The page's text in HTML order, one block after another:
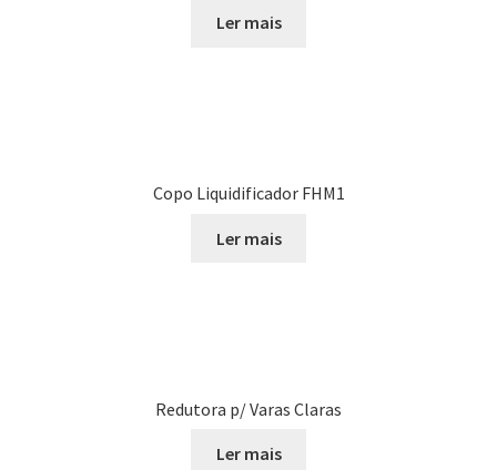
Ler mais
Copo Liquidificador FHM1
Ler mais
Redutora p/ Varas Claras
Ler mais